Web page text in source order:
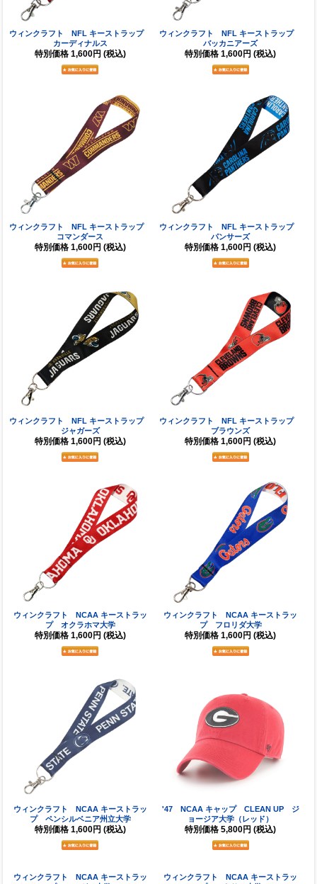
ウィンクラフト NFL キーストラップ
カーディナルス
特別価格 1,600円 (税込)
ウィンクラフト NFL キーストラップ
バッカニアーズ
特別価格 1,600円 (税込)
ウィンクラフト NFL キーストラップ
コマンダース
特別価格 1,600円 (税込)
ウィンクラフト NFL キーストラップ
パンサーズ
特別価格 1,600円 (税込)
ウィンクラフト NFL キーストラップ
ジャガーズ
特別価格 1,600円 (税込)
ウィンクラフト NFL キーストラップ
ブラウンズ
特別価格 1,600円 (税込)
ウィンクラフト NCAA キーストラッ
プ オクラホマ大学
特別価格 1,600円 (税込)
ウィンクラフト NCAA キーストラッ
プ フロリダ大学
特別価格 1,600円 (税込)
ウィンクラフト NCAA キーストラッ
プ ペンシルベニア州立大学
特別価格 1,600円 (税込)
'47 NCAA キャップ CLEAN UP ジ
ョージア大学（レッド）
特別価格 5,800円 (税込)